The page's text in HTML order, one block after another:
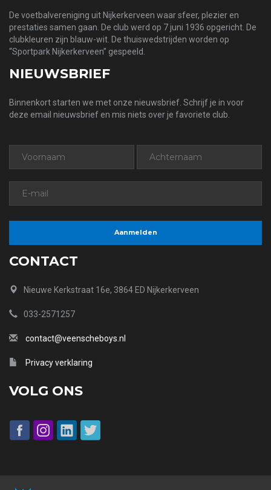
De voetbalvereniging uit Nijkerkerveen waar sfeer, plezier en
prestaties samen gaan. De club werd op 7 juni 1936 opgericht. De
clubkleuren zijn blauw-wit. De thuiswedstrijden worden op
“Sportpark Nijkerkerveen” gespeeld.
NIEUWSBRIEF
Binnenkort starten we met onze nieuwsbrief. Schrijf je in voor
deze email nieuwsbrief en mis niets over je favoriete club.
CONTACT
Nieuwe Kerkstraat 16e, 3864 ED Nijkerkerveen
033-2571257
contact@veenscheboys.nl
Privacy verklaring
VOLG ONS